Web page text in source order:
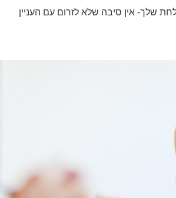
שלך- אין סיבה שלא לזרום עם העניין